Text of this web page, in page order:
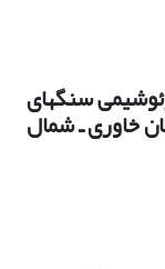
سنگهای
خاوری ـ شمال